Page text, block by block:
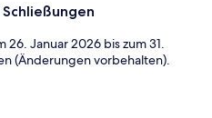
26. Januar 2026 bis zum 31.
(Änderungen vorbehalten).